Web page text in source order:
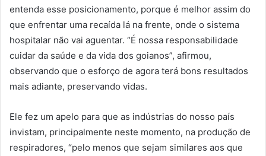
entenda esse posicionamento, porque é melhor assim do
que enfrentar uma recaída lá na frente, onde o sistema
hospitalar não vai aguentar. “É nossa responsabilidade
cuidar da saúde e da vida dos goianos”, afirmou,
observando que o esforço de agora terá bons resultados
mais adiante, preservando vidas.
Ele fez um apelo para que as indústrias do nosso país
invistam, principalmente neste momento, na produção de
respiradores, “pelo menos que sejam similares aos que